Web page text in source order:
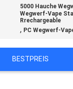
5000 Hauche
Wegwerf-Vape
Rrechargeable
, PC Wegwerf-
BESTPREIS